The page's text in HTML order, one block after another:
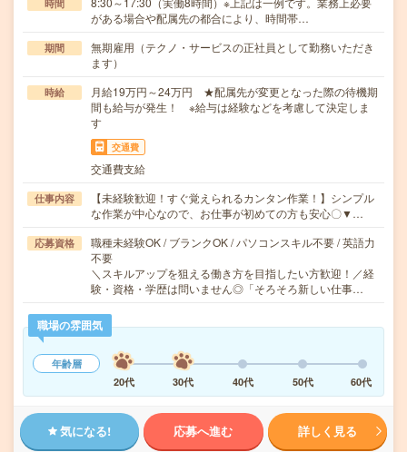
時間
がある場合や配属先の都合により、時間帯…
期間
無期雇用（テクノ・サービスの正社員として勤務いただき
ます）
時給
月給19万円～24万円 ★配属先が変更となった際の待機期
間も給与が発生！ ※給与は経験などを考慮して決定しま
す
交通費
交通費支給
仕事内容
【未経験歓迎！すぐ覚えられるカンタン作業！】シンプル
な作業が中心なので、お仕事が初めての方も安心〇▼…
応募資格
職種未経験OK / ブランクOK / パソコンスキル不要 / 英語力
不要
＼スキルアップを狙える働き方を目指したい方歓迎！／経
験・資格・学歴は問いません◎「そろそろ新しい仕事…
職場の雰囲気
年齢層
20代
30代 40代 50代 60代
気になる! 応募へ進む 詳しく見る